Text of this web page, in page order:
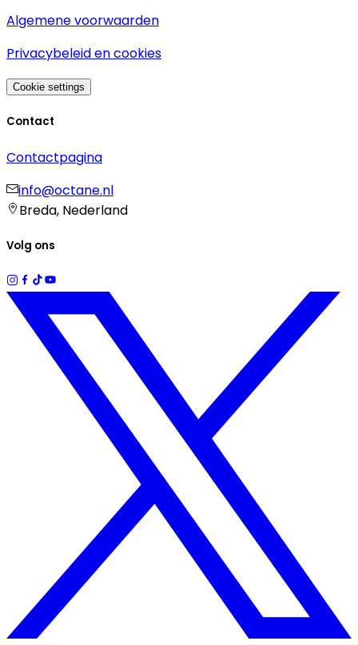
Algemene voorwaarden
Privacybeleid en cookies
Cookie settings
Contact
Contactpagina
info@octane.nl
Breda, Nederland
Volg ons